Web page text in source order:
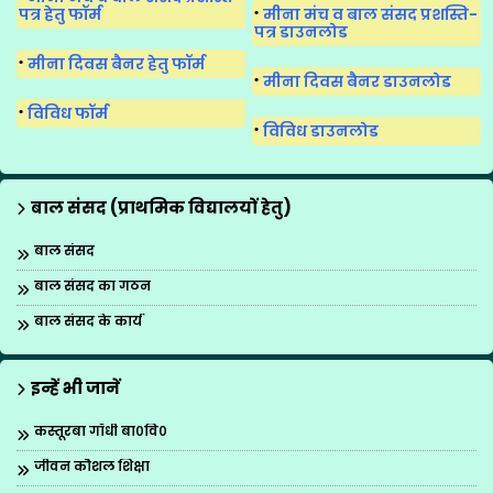
पत्र हेतु फॉर्म
मीना मंच व बाल संसद प्रशस्ति-
पत्र डाउनलोड
मीना दिवस बैनर हेतु फॉर्म
मीना दिवस बैनर डाउनलोड
विविध फॉर्म
विविध डाउनलोड
बाल संसद (प्राथमिक विद्यालयों हेतु)
बाल संसद
बाल संसद का गठन
बाल संसद के कार्य
इन्हें भी जानें
कस्तूरबा गाँधी बा०वि०
जीवन कौशल शिक्षा